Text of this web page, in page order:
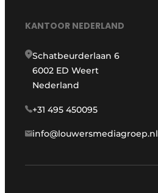
KANTOOR NEDERLAND
Schatbeurderlaan 6
6002 ED Weert
Nederland
+31 495 450095
info@louwersmediagroep.nl